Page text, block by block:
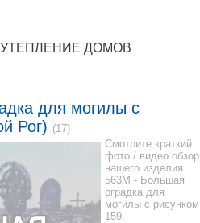
ДОМОВ
для могилы с
Рог) (17)
Смотрите краткий
фото / видео обзор
нашего изделия
563M - Большая
оградка для
могилы с рисунком
159.